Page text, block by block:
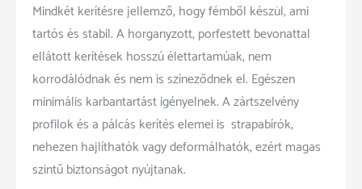
Mindkét kerítésre jellemző, hogy fémből készül, ami
tartós és stabil. A horganyzott, porfestett bevonattal
ellátott kerítések hosszú élettartamúak, nem
korrodálódnak és nem is színeződnek el. Egészen
minimális karbantartást igényelnek. A zártszelvény
profilok és a pálcás kerítés elemei is strapabírók,
nehezen hajlíthatók vagy deformálhatók, ezért magas
szintű biztonságot nyújtanak.